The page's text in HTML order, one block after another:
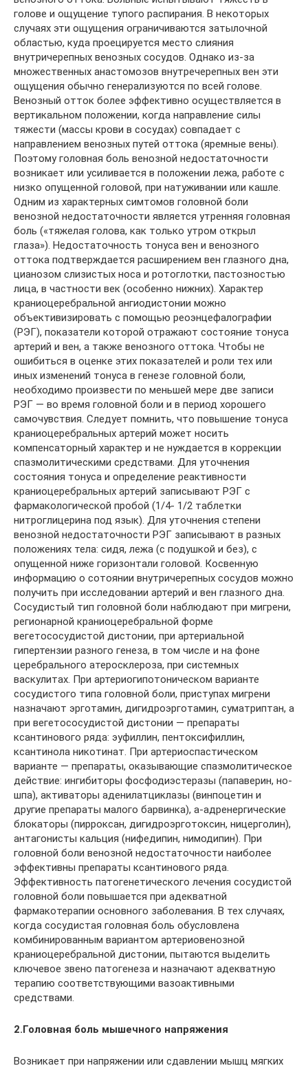
голове и ощущение тупого распирания. В некоторых
случаях эти ощущения ограничиваются затылочной
областью, куда проецируется место слияния
внутричерепных венозных сосудов. Однако из-за
множественных анастомозов внутречерепных вен эти
ощущения обычно генерализуются по всей голове.
Венозный отток более эффективно осуществляется в
вертикальном положении, когда направление силы
тяжести (массы крови в сосудах) совпадает с
направлением венозных путей оттока (яремные вены).
Поэтому головная боль венозной недостаточности
возникает или усиливается в положении лежа, работе с
низко опущенной головой, при натуживании или кашле.
Одним из характерных симтомов головной боли
венозной недостаточности является утренняя головная
боль («тяжелая голова, как только утром открыл
глаза»). Недостаточность тонуса вен и венозного
оттока подтверждается расширением вен глазного дна,
цианозом слизистых носа и ротоглотки, пастозностью
лица, в частности век (особенно нижних). Характер
краниоцеребральной ангиодистонии можно
объективизировать с помощью реоэнцефалографии
(РЭГ), показатели которой отражают состояние тонуса
артерий и вен, а также венозного оттока. Чтобы не
ошибиться в оценке этих показателей и роли тех или
иных изменений тонуса в генезе головной боли,
необходимо произвести по меньшей мере две записи
РЭГ — во время головной боли и в период хорошего
самочувствия. Следует помнить, что повышение тонуса
краниоцеребральных артерий может носить
компенсаторный характер и не нуждается в коррекции
спазмолитическими средствами. Для уточнения
состояния тонуса и определение реактивности
краниоцеребральных артерий записывают РЭГ с
фармакологической пробой (1/4- 1/2 таблетки
нитроглицерина под язык). Для уточнения степени
венозной недостаточности РЭГ записывают в разных
положениях тела: сидя, лежа (с подушкой и без), с
опущенной ниже горизонтали головой. Косвенную
информацию о сотоянии внутричерепных сосудов можно
получить при исследовании артерий и вен глазного дна.
Сосудистый тип головной боли наблюдают при мигрени,
регионарной краниоцеребральной форме
вегетососудистой дистонии, при артериальной
гипертензии разного генеза, в том числе и на фоне
церебрального атеросклероза, при системных
васкулитах. При артериогипотоническом варианте
сосудистого типа головной боли, приступах мигрени
назначают эрготамин, дигидроэрготамин, суматриптан, а
при вегетососудистой дистонии — препараты
ксантинового ряда: эуфиллин, пентоксифиллин,
ксантинола никотинат. При артериоспастическом
варианте — препараты, оказывающие спазмолитическое
действие: ингибиторы фосфодиэстеразы (папаверин, но-
шпа), активаторы аденилатциклазы (винпоцетин и
другие препараты малого барвинка), a-адренергические
блокаторы (пирроксан, дигидроэрготоксин, ницерголин),
антагонисты кальция (нифедипин, нимодипин). При
головной боли венозной недостаточности наиболее
эффективны препараты ксантинового ряда.
Эффективность патогенетического лечения сосудистой
головной боли повышается при адекватной
фармакотерапии основного заболевания. В тех случаях,
когда сосудистая головная боль обусловлена
комбинированным вариантом артериовенозной
краниоцеребральной дистонии, пытаются выделить
ключевое звено патогенеза и назначают адекватную
терапию соответствующими вазоактивными
средствами.
2.Головная боль мышечного напряжения
Возникает при напряжении или сдавлении мышц мягких